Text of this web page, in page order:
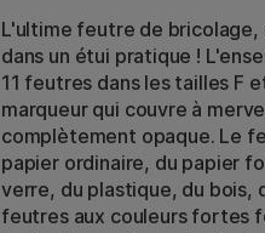
L'ultime feutre de bricolage,
dans un étui pratique !
11 feutres dans les tailles F
marqueur qui couvre à
complètement opaque. Le
papier ordinaire, du papier
verre, du plastique, du bois,
feutres aux couleurs fortes